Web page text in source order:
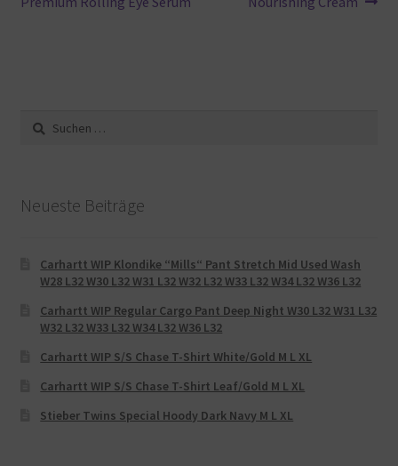
Suche
nach:
Neueste Beiträge
Carhartt WIP Klondike “Mills“ Pant Stretch Mid Used Wash
W28 L32 W30 L32 W31 L32 W32 L32 W33 L32 W34 L32 W36 L32
Carhartt WIP Regular Cargo Pant Deep Night W30 L32 W31 L32
W32 L32 W33 L32 W34 L32 W36 L32
Carhartt WIP S/S Chase T-Shirt White/Gold M L XL
Carhartt WIP S/S Chase T-Shirt Leaf/Gold M L XL
Stieber Twins Special Hoody Dark Navy M L XL